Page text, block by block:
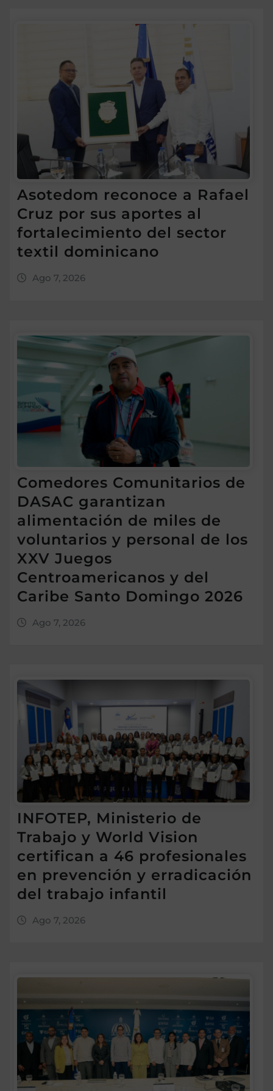
Asotedom reconoce a Rafael
Cruz por sus aportes al
fortalecimiento del sector
textil dominicano
Ago 7, 2026
Comedores Comunitarios de
DASAC garantizan
alimentación de miles de
voluntarios y personal de los
XXV Juegos
Centroamericanos y del
Caribe Santo Domingo 2026
Ago 7, 2026
INFOTEP, Ministerio de
Trabajo y World Vision
certifican a 46 profesionales
en prevención y erradicación
del trabajo infantil
Ago 7, 2026